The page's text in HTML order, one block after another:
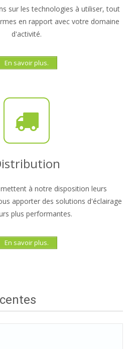
sur les technologies à utiliser, tout
en rapport avec votre domaine
d'activité.
En savoir plus.
à notre disposition leurs
apporter des solutions d'éclairage
plus performantes.
En savoir plus.